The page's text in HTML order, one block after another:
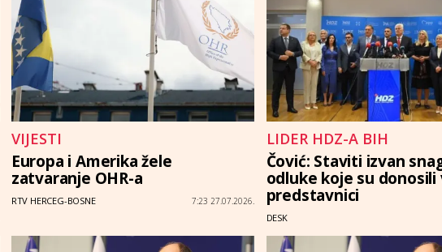
VIJESTI
Europa i Amerika žele
zatvaranje OHR-a
RTV HERCEG-BOSNE 7:23 27.07.2026.
LIDER HDZ-A BIH
Čović: Staviti izvan
odluke koje su donosili
predstavnici
DESK